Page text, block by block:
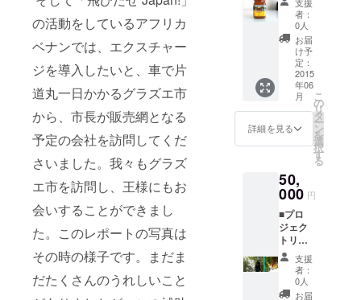
の活動をしているアフリカ
ベナンでは、エクスチャー
ジを導入したいと、車で片
道丸一日かかるグラズエ市
から、市長が販売網となる
予定の会社を訪問してくだ
さいました。我々もグラズ
エ市を訪問し、王様にもお
会いすることができまし
た。このレポートの写真は
その時の様子です。まだま
だたくさんのうれしいこと
定）で
郵送致
しま
す。 ※
ただ
し、現
地での
包装な
ので多
少の漏
赦くだ
さい。
国内法
規に
従った
表記を
付け、
はちみ
つの説
明等を
のお礼
メール
■シュン
ドルボ
ンの電
化状況
報告会
■マング
ローブ
はちみ
つ
（250g
マング
ローブ
はちみ
つが輸
入でき
た段階
(6月予
定）で
郵送致
しま
者：
0人
お届
け予
定：
2015
年06
月
詳細を見る
こ
の
リ
タ
ー
ン
を
選
択
す
る
50,
000 円
■プロ
ジェク
トリー
ダから
のお礼
メール
■シュン
支援
者：
0人
お届